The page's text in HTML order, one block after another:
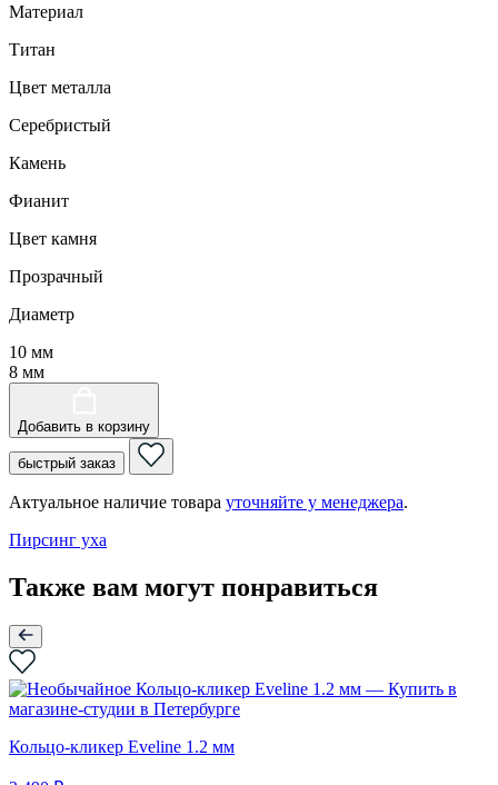
Материал
Титан
Цвет металла
Серебристый
Камень
Фианит
Цвет камня
Прозрачный
Диаметр
10 мм
8 мм
Добавить в корзину
быстрый заказ
Актуальное наличие товара уточняйте у менеджера.
Пирсинг уха
Также вам могут понравиться
Кольцо-кликер Eveline 1.2 мм